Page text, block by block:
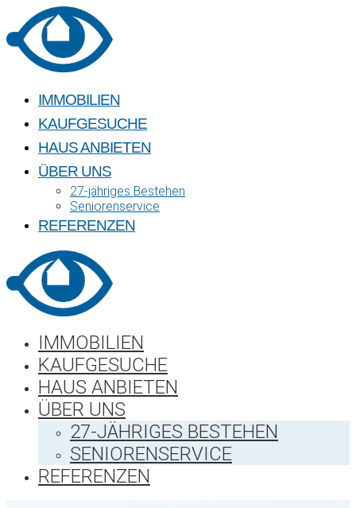
to
content
IMMOBILIEN
KAUFGESUCHE
HAUS ANBIETEN
ÜBER UNS
27-jähriges Bestehen
Seniorenservice
REFERENZEN
IMMOBILIEN
KAUFGESUCHE
HAUS ANBIETEN
ÜBER UNS
27-JÄHRIGES BESTEHEN
SENIORENSERVICE
REFERENZEN